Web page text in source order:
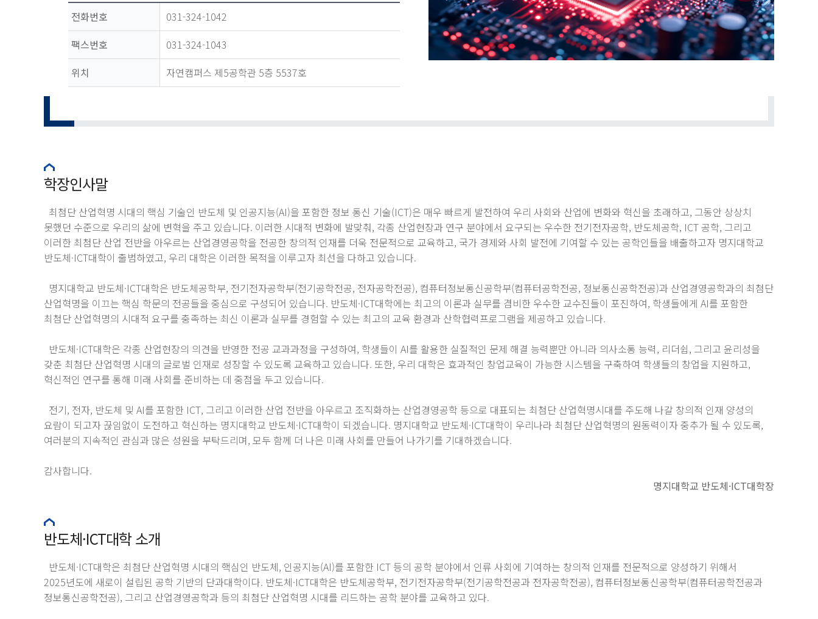
전화번호
031-324-1042
팩스번호
031-324-1043
위치
자연캠퍼스 제5공학관 5층 5537호
학장인사말
최첨단 산업혁명 시대의 핵심 기술인 반도체 및 인공지능(AI)을 포함한 정보 통신 기술(ICT)은 매우 빠르게 발전하여 우리 사회와 산업에 변화와 혁신을 초래하고, 그동안 상상치
못했던 수준으로 우리의 삶에 변혁을 주고 있습니다. 이러한 시대적 변화에 발맞춰, 각종 산업현장과 연구 분야에서 요구되는 우수한 전기전자공학, 반도체공학, ICT 공학, 그리고
이러한 최첨단 산업 전반을 아우르는 산업경영공학을 전공한 창의적 인재를 더욱 전문적으로 교육하고, 국가 경제와 사회 발전에 기여할 수 있는 공학인들을 배출하고자 명지대학교
반도체·ICT대학이 출범하였고, 우리 대학은 이러한 목적을 이루고자 최선을 다하고 있습니다.
명지대학교 반도체·ICT대학은 반도체공학부, 전기전자공학부(전기공학전공, 전자공학전공), 컴퓨터정보통신공학부(컴퓨터공학전공, 정보통신공학전공)과 산업경영공학과의 최첨단
산업혁명을 이끄는 핵심 학문의 전공들을 중심으로 구성되어 있습니다. 반도체·ICT대학에는 최고의 이론과 실무를 겸비한 우수한 교수진들이 포진하여, 학생들에게 AI를 포함한
최첨단 산업혁명의 시대적 요구를 충족하는 최신 이론과 실무를 경험할 수 있는 최고의 교육 환경과 산학협력프로그램을 제공하고 있습니다.
반도체·ICT대학은 각종 산업현장의 의견을 반영한 전공 교과과정을 구성하여, 학생들이 AI를 활용한 실질적인 문제 해결 능력뿐만 아니라 의사소통 능력, 리더쉽, 그리고 윤리성을
갖춘 최첨단 산업혁명 시대의 글로벌 인재로 성장할 수 있도록 교육하고 있습니다. 또한, 우리 대학은 효과적인 창업교육이 가능한 시스템을 구축하여 학생들의 창업을 지원하고,
혁신적인 연구를 통해 미래 사회를 준비하는 데 중점을 두고 있습니다.
전기, 전자, 반도체 및 AI를 포함한 ICT, 그리고 이러한 산업 전반을 아우르고 조직화하는 산업경영공학 등으로 대표되는 최첨단 산업혁명시대를 주도해 나갈 창의적 인재 양성의
요람이 되고자 끊임없이 도전하고 혁신하는 명지대학교 반도체·ICT대학이 되겠습니다. 명지대학교 반도체·ICT대학이 우리나라 최첨단 산업혁명의 원동력이자 중추가 될 수 있도록,
여러분의 지속적인 관심과 많은 성원을 부탁드리며, 모두 함께 더 나은 미래 사회를 만들어 나가기를 기대하겠습니다.
감사합니다.
명지대학교 반도체·ICT대학장
반도체·ICT대학 소개
반도체·ICT대학은 최첨단 산업혁명 시대의 핵심인 반도체, 인공지능(AI)를 포함한 ICT 등의 공학 분야에서 인류 사회에 기여하는 창의적 인재를 전문적으로 양성하기 위해서
2025년도에 새로이 설립된 공학 기반의 단과대학이다. 반도체·ICT대학은 반도체공학부, 전기전자공학부(전기공학전공과 전자공학전공), 컴퓨터정보통신공학부(컴퓨터공학전공과
정보통신공학전공), 그리고 산업경영공학과 등의 최첨단 산업혁명 시대를 리드하는 공학 분야를 교육하고 있다.